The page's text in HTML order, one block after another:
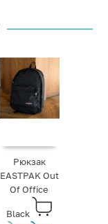
Рюкзак
EASTPAK Out
Of Office
Black